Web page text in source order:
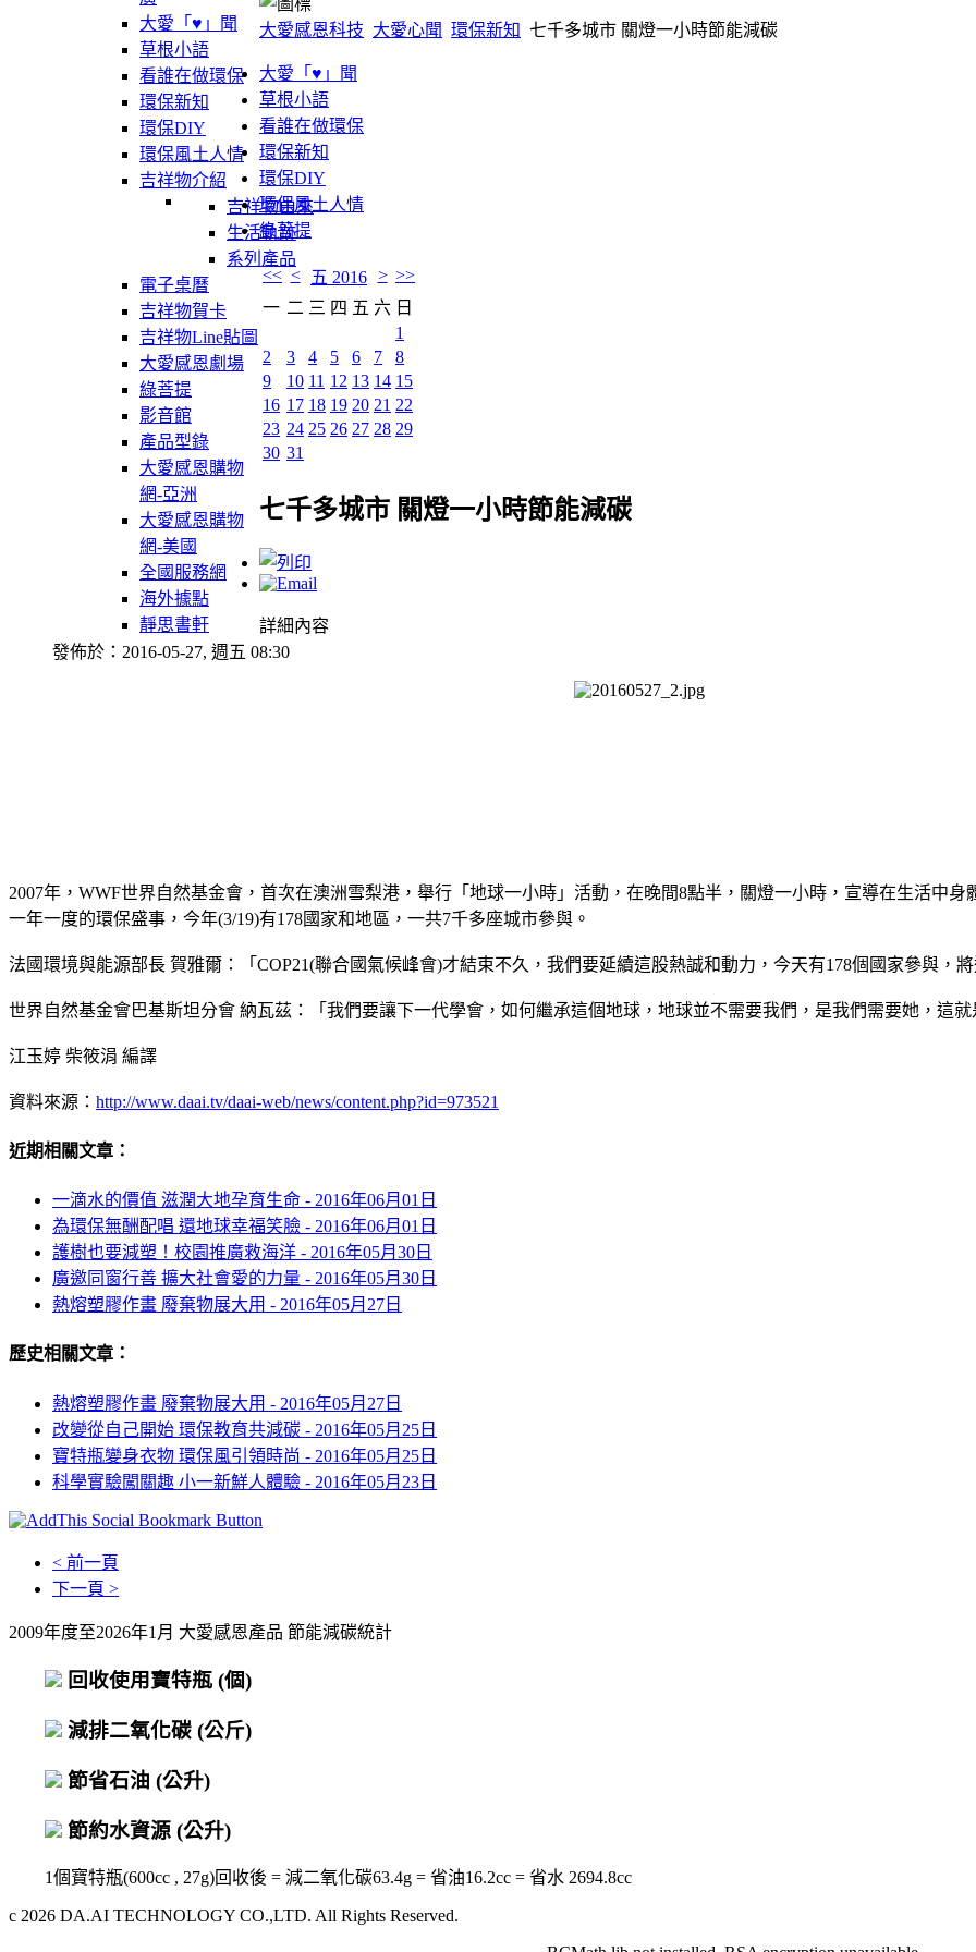
大愛「♥」聞
草根小語
看誰在做環保
環保新知
環保DIY
環保風土人情
吉祥物介紹
吉祥物由來
生活軌跡
系列產品
電子桌曆
吉祥物賀卡
吉祥物Line貼圖
大愛感恩劇場
綠菩提
影音館
產品型錄
大愛感恩購物
網-亞洲
大愛感恩購物
網-美國
全國服務網
海外據點
靜思書軒
大愛感恩科技 大愛心聞 環保新知 七千多城市 關燈一小時節能減碳
大愛「♥」聞
草根小語
看誰在做環保
環保新知
環保DIY
環保風土人情
綠菩提
<< < 五 2016 > >>
一 二 三 四 五 六 日
1
2
3 4 5 6 7
8
9
10 11 12 13 14 15
16 17 18 19 20 21 22
23 24 25 26 27 28 29
30 31
七千多城市 關燈一小時節能減碳
詳細內容
發佈於：2016-05-27, 週五 08:30
2007年，WWF世界自然基金會，首次在澳洲雪梨港，舉行「地球一小時」活動，在晚間8點半，關燈一小時，宣導在生活中
一年一度的環保盛事，今年(3/19)有178國家和地區，一共7千多座城市參與。
法國環境與能源部長 賀雅爾：「COP21(聯合國氣候峰會)才結束不久，我們要延續這股熱誠和動力，今天有178個國家參與，
世界自然基金會巴基斯坦分會 納瓦茲：「我們要讓下一代學會，如何繼承這個地球，地球並不需要我們，是我們需要她，這就
江玉婷 柴筱涓 編譯
資料來源： http://www.daai.tv/daai-web/news/content.php?id=973521
近期相關文章：
一滴水的價值 滋潤大地孕育生命 - 2016年06月01日
為環保無酬配唱 還地球幸福笑臉 - 2016年06月01日
護樹也要減塑！校園推廣救海洋 - 2016年05月30日
廣邀同窗行善 擴大社會愛的力量 - 2016年05月30日
熱熔塑膠作畫 廢棄物展大用 - 2016年05月27日
歷史相關文章：
熱熔塑膠作畫 廢棄物展大用 - 2016年05月27日
改變從自己開始 環保教育共減碳 - 2016年05月25日
寶特瓶變身衣物 環保風引領時尚 - 2016年05月25日
科學實驗闖關趣 小一新鮮人體驗 - 2016年05月23日
< 前一頁
下一頁 >
2009年度至2026年1月 大愛感恩產品 節能減碳統計
回收使用寶特瓶 (個)
減排二氧化碳 (公斤)
節省石油 (公升)
節約水資源 (公升)
1個寶特瓶(600cc , 27g)回收後 = 減二氧化碳63.4g = 省油16.2cc = 省水 2694.8cc
c 2026 DA.AI TECHNOLOGY CO.,LTD. All Rights Reserved.